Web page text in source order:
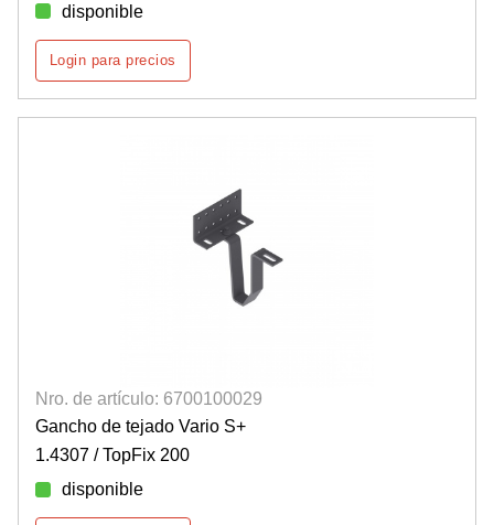
disponible
Login para precios
Nro. de artículo: 6700100029
Gancho de tejado Vario S+
1.4307 / TopFix 200
disponible